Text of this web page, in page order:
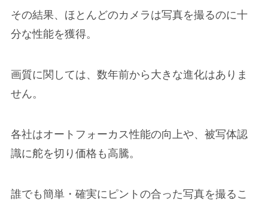
その結果、ほとんどのカメラは写真を撮るのに十
分な性能を獲得。
画質に関しては、数年前から大きな進化はありま
せん。
各社はオートフォーカス性能の向上や、被写体認
識に舵を切り価格も高騰。
誰でも簡単・確実にピントの合った写真を撮るこ